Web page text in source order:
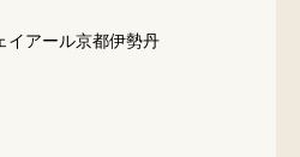
イアール京都伊勢丹